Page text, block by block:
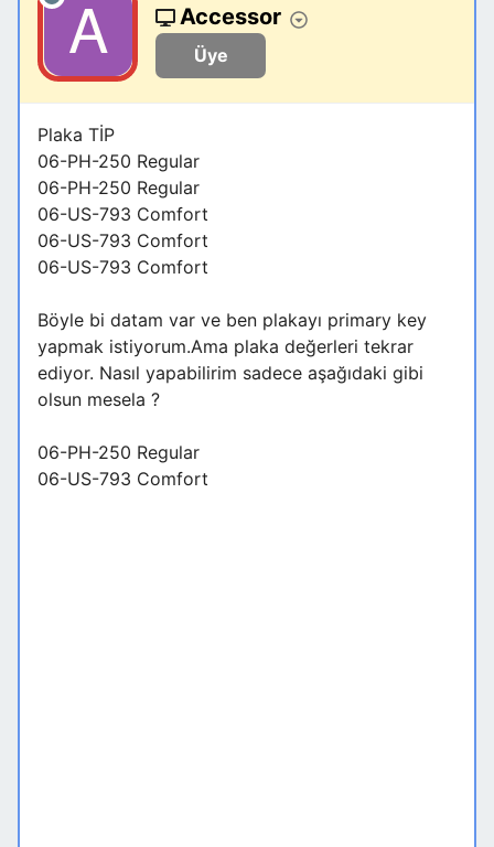
Accessor
Üye
Plaka TİP
06-PH-250 Regular
06-PH-250 Regular
06-US-793 Comfort
06-US-793 Comfort
06-US-793 Comfort
Böyle bi datam var ve ben plakayı primary key
yapmak istiyorum.Ama plaka değerleri tekrar
ediyor. Nasıl yapabilirim sadece aşağıdaki gibi
olsun mesela ?
06-PH-250 Regular
06-US-793 Comfort